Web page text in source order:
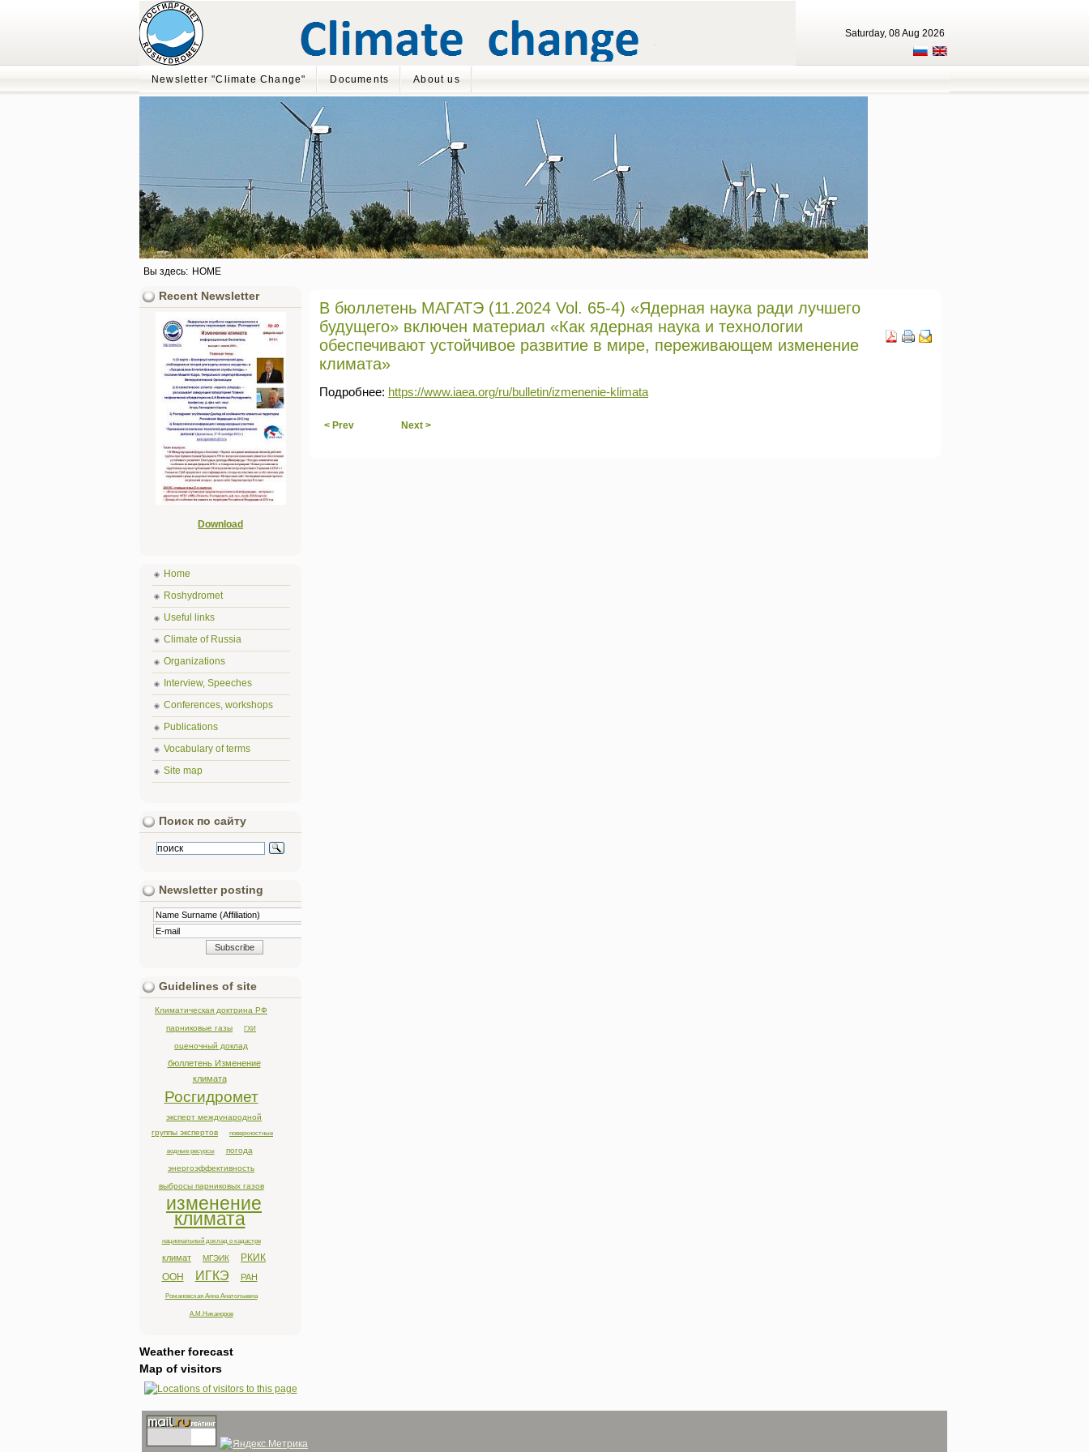
Saturday, 08 Aug 2026
Newsletter "Climate Change" Documents About us
Вы здесь: HOME
В бюллетень МАГАТЭ (11.2024 Vol. 65-4) «Ядерная наука ради лучшего
будущего» включен материал «Как ядерная наука и технологии
обеспечивают устойчивое развитие в мире, переживающем изменение
климата»
Подробнее: https://www.iaea.org/ru/bulletin/izmenenie-klimata
< Prev Next >
Recent Newsletter
Download
Home
Roshydromet
Useful links
Climate of Russia
Organizations
Interview, Speeches
Conferences, workshops
Publications
Vocabulary of terms
Site map
Поиск по сайту
Newsletter posting
Guidelines of site
Климатическая доктрина РФ
парниковые газы
ГХИ
оценочный доклад
бюллетень Изменение
климата
Росгидромет
эксперт международной
группы экспертов
поверхностные
водные ресурсы
погода
энергоэффективность
выбросы парниковых газов
изменение
климата
национальный доклад о кадастре
климат МГЭИК
РКИК
ООН
ИГКЭ РАН
Романовская Анна Анатольевна
А.М.Никаноров
Weather forecast
Map of visitors